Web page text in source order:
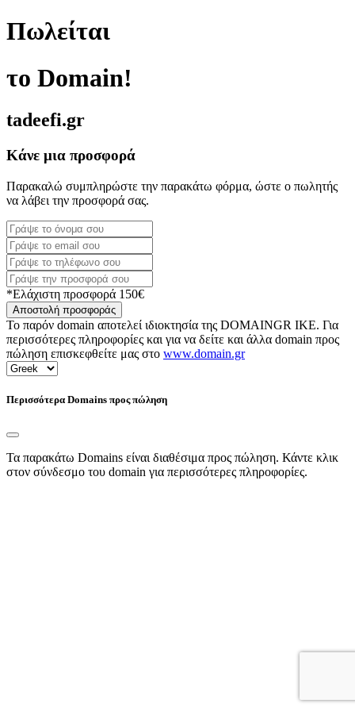
Πωλείται
το Domain!
tadeefi.gr
Κάνε μια προσφορά
Παρακαλώ συμπληρώστε την παρακάτω φόρμα, ώστε ο πωλητής
να λάβει την προσφορά σας.
*Ελάχιστη προσφορά 150€
Αποστολή προσφοράς
Το παρόν domain αποτελεί ιδιοκτησία της DOMAINGR ΙΚΕ. Για
περισσότερες πληροφορίες και για να δείτε και άλλα domain προς
πώληση επισκεφθείτε μας στο www.domain.gr
Περισσότερα Domains προς πώληση
Τα παρακάτω Domains είναι διαθέσιμα προς πώληση. Κάντε κλικ
στον σύνδεσμο του domain για περισσότερες πληροφορίες.